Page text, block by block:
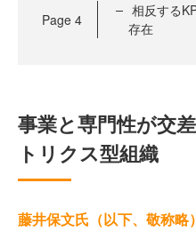
Page 4
相反する
存在
事業と専門性が交
トリクス型組織
藤井保文氏（以下、敬称略）